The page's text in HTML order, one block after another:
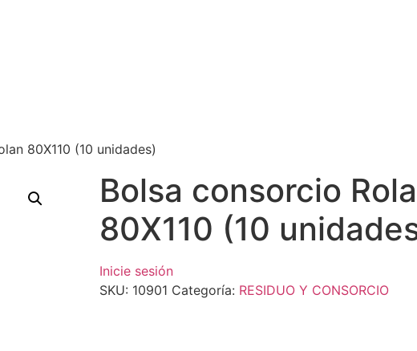
80X110 (10 unidades)
Bolsa consorcio
80X110 (10
Inicie sesión
SKU: 10901 Categoría: RESIDUO Y CONSORCIO